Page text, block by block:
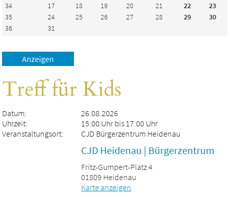
34
17 18 19 20 21 22
23
35
24 25 26 27 28 29
30
36
31
Treff für Kids
Datum:
26.08.2026
Uhrzeit:
15:00 Uhr bis 17:00 Uhr
Veranstaltungsort:
CJD Bürgerzentrum Heidenau
CJD Heidenau | Bürgerzentrum
Fritz-Gumpert-Platz 4
01809 Heidenau
Karte anzeigen